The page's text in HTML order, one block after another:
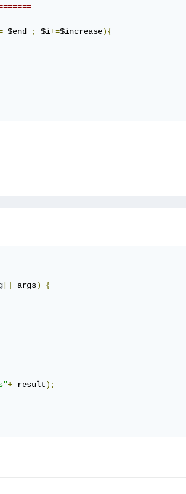
$end ; $i+=$increase){
[] args)
{
+ result);